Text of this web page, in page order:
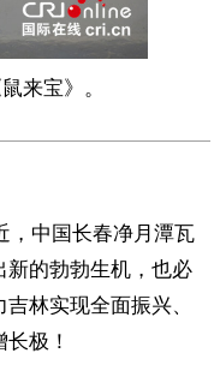
来宝》。
，中国长春净月潭瓦
新的勃勃生机，也必
林实现全面振兴、
极！